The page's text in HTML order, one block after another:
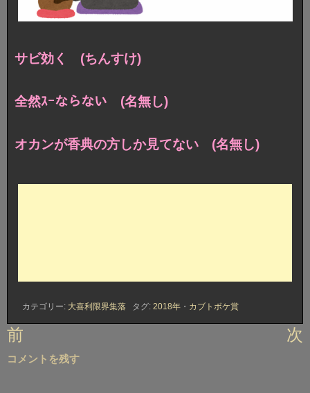
サビ効く (ちんすけ)
全然ｽｰならない (名無し)
オカンが香典の方しか見てない (名無し)
カテゴリー: 大喜利限界集落 タグ: 2018年 ・ カブトボケ賞
投
ナ
前 次
コメントを残す